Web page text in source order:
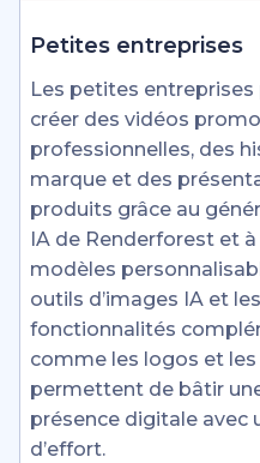
Petites entreprises
Les petites
créer des vidéos
professionnelles, des
marque et des
produits grâce au
IA de Renderforest et à
modèles
outils d’images IA et les
fonctionnalités
comme les logos et
permettent de bâtir
présence digitale avec
d’effort.